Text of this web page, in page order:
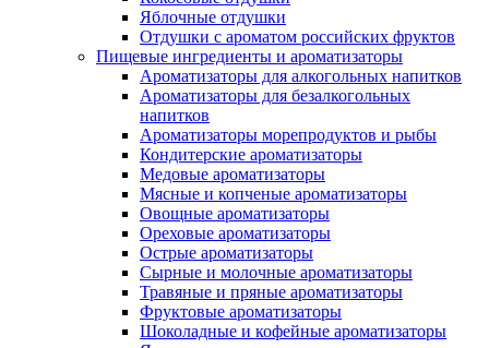
Яблочные отдушки
Отдушки с ароматом российских фруктов
Пищевые ингредиенты и ароматизаторы
Ароматизаторы для алкогольных напитков
Ароматизаторы для безалкогольных
напитков
Ароматизаторы морепродуктов и рыбы
Кондитерские ароматизаторы
Медовые ароматизаторы
Мясные и копченые ароматизаторы
Овощные ароматизаторы
Ореховые ароматизаторы
Острые ароматизаторы
Сырные и молочные ароматизаторы
Травяные и пряные ароматизаторы
Фруктовые ароматизаторы
Шоколадные и кофейные ароматизаторы